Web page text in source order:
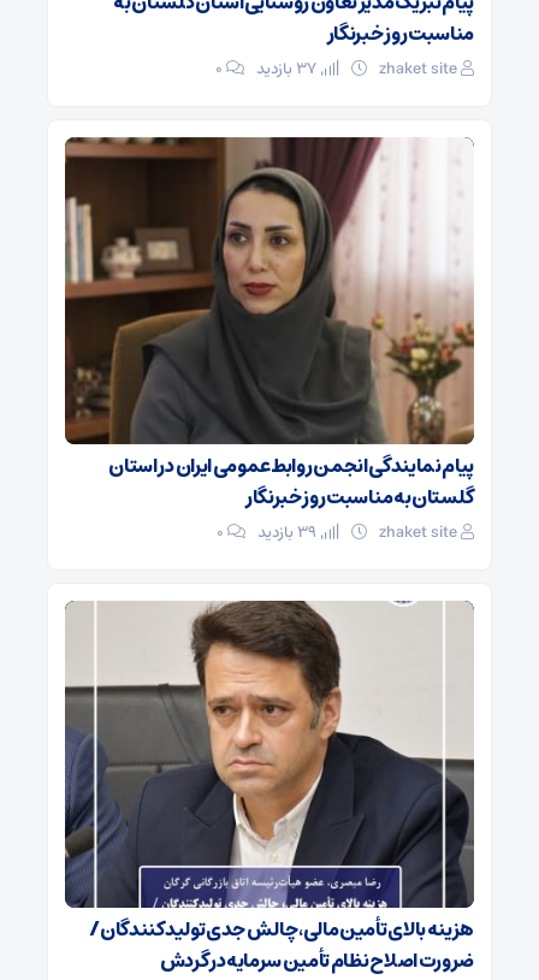
مناسبت روز خبرنگار
zhaket site ۰
پیام نمایندگی انجمن روابط‌عمومی ایران در استان
گلستان به مناسبت روز خبرنگار
zhaket site ۰
هزینه بالای تأمین مالی، چالش جدی تولیدکنندگان /
ضرورت اصلاح نظام تأمین سرمایه در گردش